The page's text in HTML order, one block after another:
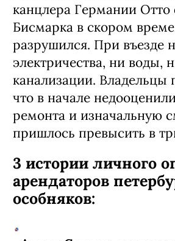
канцлера Германии
Бисмарка в скором
разрушился. При въезде
электричества, ни воды,
канализации. Владельцы
что в начале
ремонта и изначальную
пришлось превысить в
3 истории личного
арендаторов
особняков: